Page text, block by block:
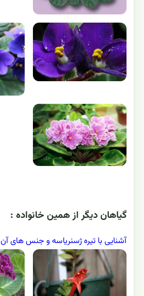
گياهان ديگر از همين خانواده :
آشنایی با تیره ژسنریاسه و جنس های آن